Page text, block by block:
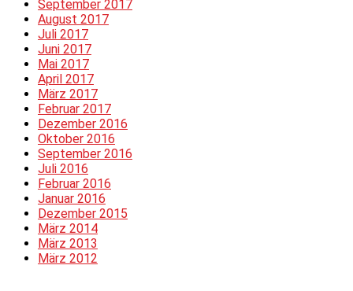
September 2017
August 2017
Juli 2017
Juni 2017
Mai 2017
April 2017
März 2017
Februar 2017
Dezember 2016
Oktober 2016
September 2016
Juli 2016
Februar 2016
Januar 2016
Dezember 2015
März 2014
März 2013
März 2012